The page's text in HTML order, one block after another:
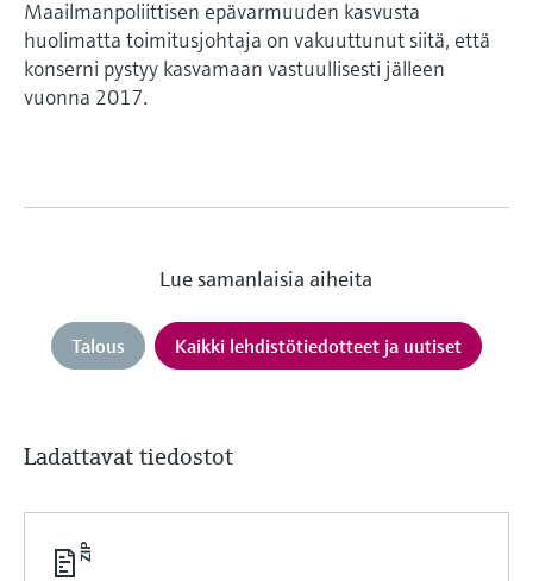
Maailmanpoliittisen epävarmuuden kasvusta
huolimatta toimitusjohtaja on vakuuttunut siitä, että
konserni pystyy kasvamaan vastuullisesti jälleen
vuonna 2017.
Lue samanlaisia aiheita
Talous Kaikki lehdistötiedotteet ja uutiset
Ladattavat tiedostot